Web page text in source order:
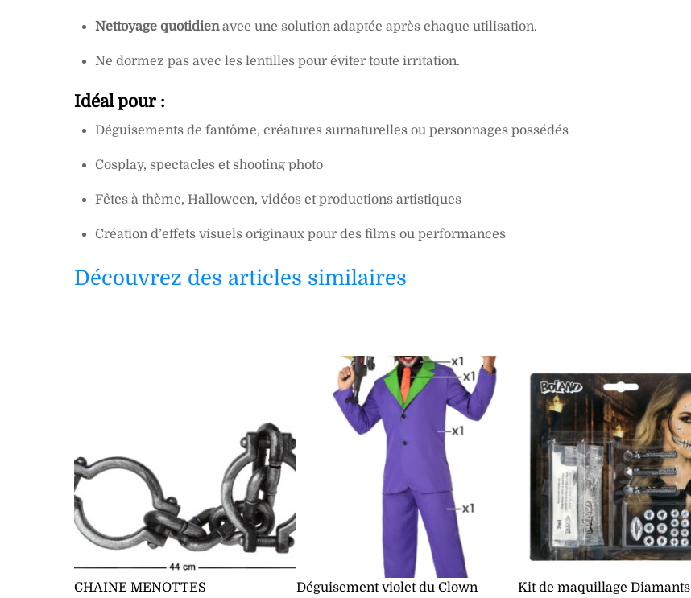
Nettoyage quotidienavec une solution adaptée après chaque utilisation.
Ne dormez pas avec les lentilles pour éviter toute irritation.
Idéal pour :
Déguisements de fantôme, créatures surnaturelles ou personnages possédés
Cosplay, spectacles et shooting photo
Fêtes à thème, Halloween, vidéos et productions artistiques
Création d’effets visuels originaux pour des films ou performances
Découvrez des articles similaires
CHAINE MENOTTES
Déguisement violet du Clown
Kit de maquillage Diamants